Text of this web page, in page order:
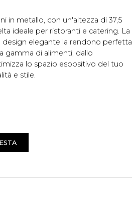
in metallo, con un'altezza di 37,5
ideale per ristoranti e catering. La
design elegante la rendono perfetta
gamma di alimenti, dallo
lo spazio espositivo del tuo
e stile.